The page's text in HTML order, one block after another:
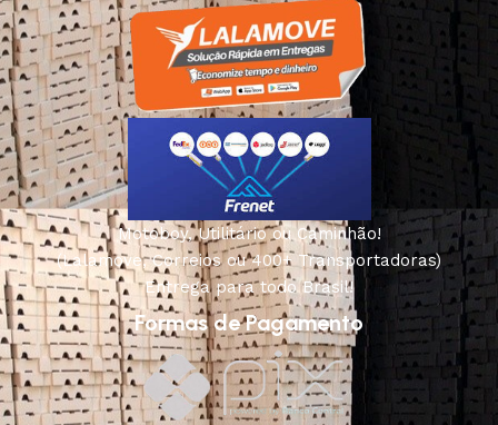
Motoboy, Utilitário ou Caminhão!
(Lalamove, Correios ou 400+ Transportadoras)
Entrega para todo Brasil!
Formas de Pagamento